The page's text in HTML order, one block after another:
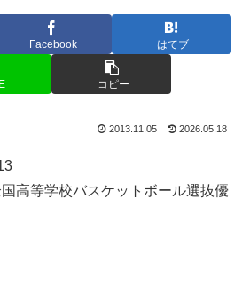
Facebook はてブ
コピー
2013.11.05 2026.05.18
高等学校バスケットボール選抜優